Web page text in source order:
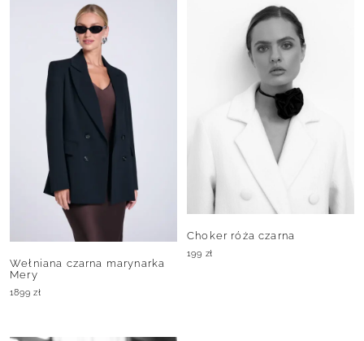
Wełniana czarna marynarka
Mery
1899zł
Choker róża czarna
199 zł